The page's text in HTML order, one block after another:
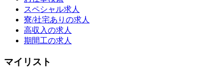
スペシャル求人
寮/社宅ありの求人
高収入の求人
期間工の求人
マイリスト